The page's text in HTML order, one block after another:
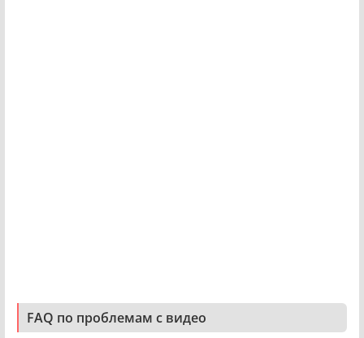
FAQ по проблемам с видео